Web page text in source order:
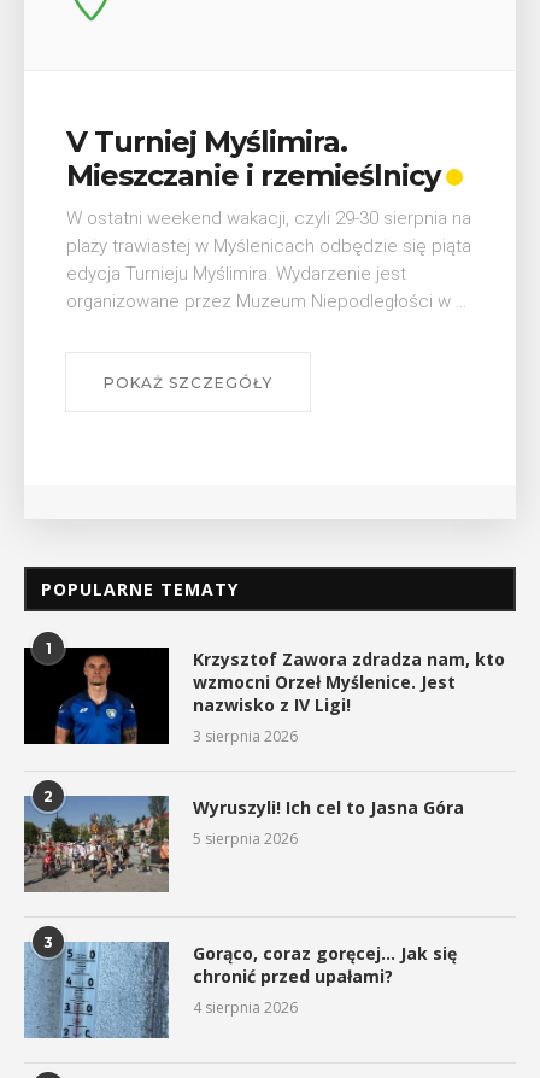
Wykład „Jak zdobyć
odznaki na myślenickich
szlakach?”
W środę 12 sierpnia o godz. 17 w Miejskiej
Bibliotece Publicznej w Myślenicach odbędzie się
wykład Mateusza Murzyna, przewodnika i prezesa
POPULARNE TEMATY
1
Krzysztof Zawora zdradza nam, kto
wzmocni Orzeł Myślenice. Jest
nazwisko z IV Ligi!
3 sierpnia 2026
2 Wyruszyli! Ich cel to Jasna Góra
5 sierpnia 2026
3
Gorąco, coraz goręcej… Jak się
chronić przed upałami?
4 sierpnia 2026